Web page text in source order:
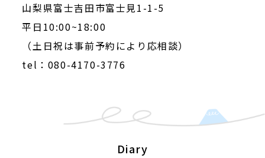
山梨県富士吉田市富士見1-1-5
平日10:00~18:00
（土日祝は事前予約により応相談）
tel：080-4170-3776
Diary